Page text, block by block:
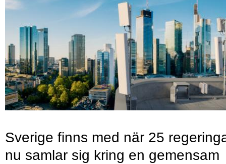
Sverige finns med när 25
nu samlar sig kring en gemensam